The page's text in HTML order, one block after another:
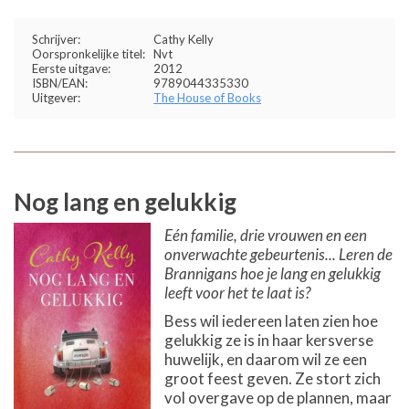
Schrijver:
Cathy Kelly
Oorspronkelijke titel: Nvt
Eerste uitgave:
2012
ISBN/EAN:
9789044335330
Uitgever:
The House of Books
Nog lang en gelukkig
Eén familie, drie vrouwen en een
onverwachte gebeurtenis... Leren de
Brannigans hoe je lang en gelukkig
leeft voor het te laat is?
Bess wil iedereen laten zien hoe
gelukkig ze is in haar kersverse
huwelijk, en daarom wil ze een
groot feest geven. Ze stort zich
vol overgave op de plannen, maar